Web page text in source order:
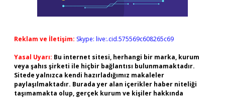
Reklam ve İletişim: Skype: live:.cid.575569c608265c69
Yasal Uyarı: Bu internet sitesi, herhangi bir marka, kurum
veya şahıs şirketi ile hiçbir bağlantısı bulunmamaktadır.
Sitede yalnızca kendi hazırladığımız makaleler
paylaşılmaktadır. Burada yer alan içerikler haber niteliği
taşımamakta olup, gerçek kurum ve kişiler hakkında